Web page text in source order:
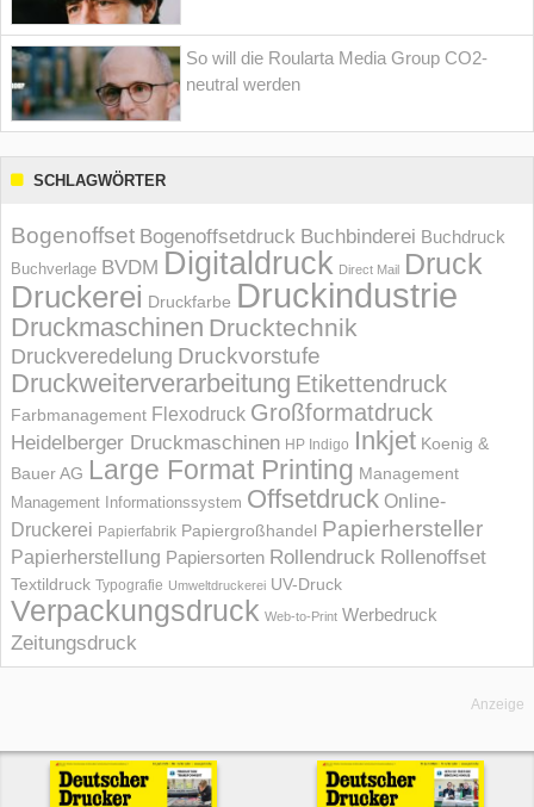
So will die Roularta Media Group CO2-
neutral werden
SCHLAGWÖRTER
Bogenoffset Bogenoffsetdruck Buchbinderei Buchdruck
Buchverlage BVDM Digitaldruck Direct Mail Druck
Druckerei Druckfarbe Druckindustrie
Druckmaschinen Drucktechnik
Druckveredelung Druckvorstufe
Druckweiterverarbeitung Etikettendruck
Farbmanagement Flexodruck Großformatdruck
Heidelberger Druckmaschinen HP Indigo Inkjet Koenig &
Bauer AG Large Format Printing Management
Management Informations­system Offsetdruck Online-
Druckerei Papierfabrik Papiergroßhandel Papierhersteller
Papierherstellung Papiersorten Rollendruck Rollenoffset
Textildruck Typografie Umweltdruckerei UV-Druck
Verpackungsdruck Web-to-Print Werbedruck
Zeitungsdruck
Anzeige